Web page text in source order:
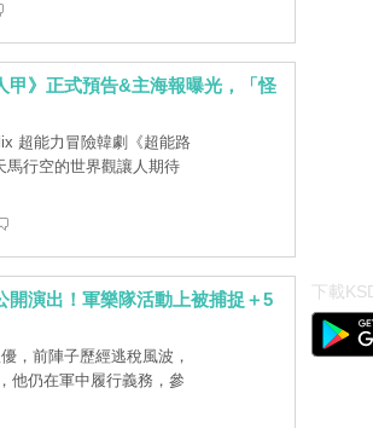
》正式預告&主海報曝光，「怪
超能力冒險韓劇《超能路
馬行空的世界觀讓人期待
開演出！軍樂隊活動上被捕捉＋5
，前陣子歷經逃稅風波，
他仍在軍中履行義務，參
下載